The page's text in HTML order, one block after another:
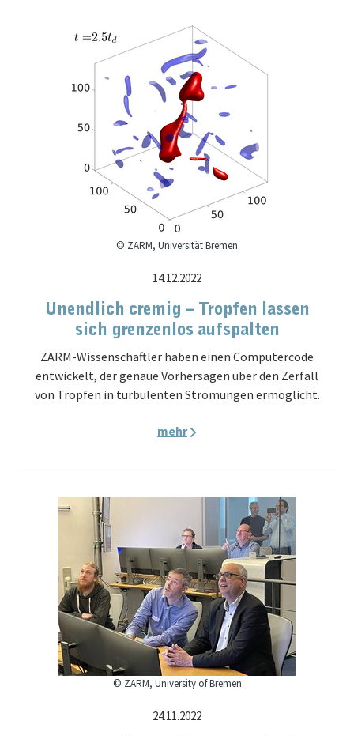
© ZARM, Universität Bremen
14.12.2022
Unendlich cremig – Tropfen lassen
sich grenzenlos aufspalten
ZARM-Wissenschaftler haben einen Computercode
entwickelt, der genaue Vorhersagen über den Zerfall
von Tropfen in turbulenten Strömungen ermöglicht.
mehr
© ZARM, University of Bremen
24.11.2022